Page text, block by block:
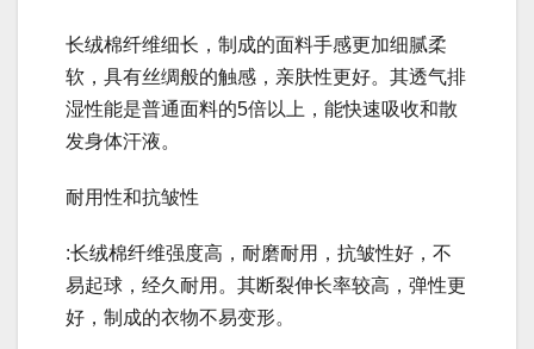
长绒棉纤维细长，制成的面料手感更加细腻柔
软，具有丝绸般的触感，亲肤性更好。其透气排
湿性能是普通面料的5倍以上，能快速吸收和散
发身体汗液。
耐用性和抗皱性
:长绒棉纤维强度高，耐磨耐用，抗皱性好，不
易起球，经久耐用。其断裂伸长率较高，弹性更
好，制成的衣物不易变形。